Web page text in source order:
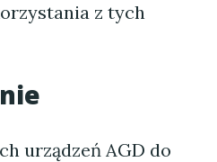
z tych
urządzeń AGD do